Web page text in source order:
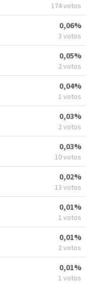
174 votos
0,06%
3 votos
0,05%
2 votos
0,04%
1 votos
0,03%
2 votos
0,03%
10 votos
0,02%
13 votos
0,01%
1 votos
0,01%
2 votos
0,01%
1 votos